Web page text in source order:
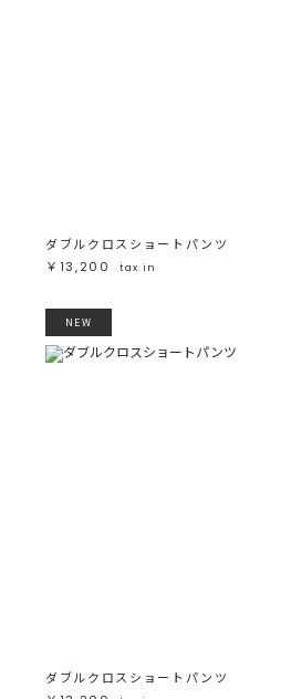
ダブルクロスショートパンツ
￥13,200
tax in
NEW
ダブルクロスショートパンツ